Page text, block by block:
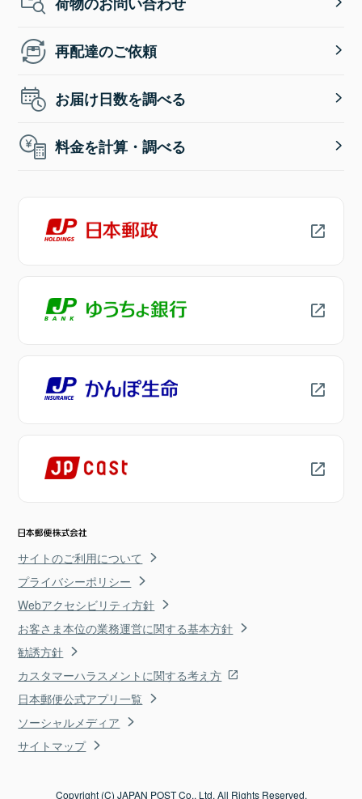
再配達のご依頼
お届け日数を調べる
料金を計算・調べる
サイトのご利用について
プライバシーポリシー
Webアクセシビリティ方針
お客さま本位の業務運営に関する基本方針
勧誘方針
カスタマーハラスメントに関する考え方
日本郵便公式アプリ一覧
ソーシャルメディア
サイトマップ
Copyright (C) JAPAN POST Co., Ltd. All Rights Reserved.